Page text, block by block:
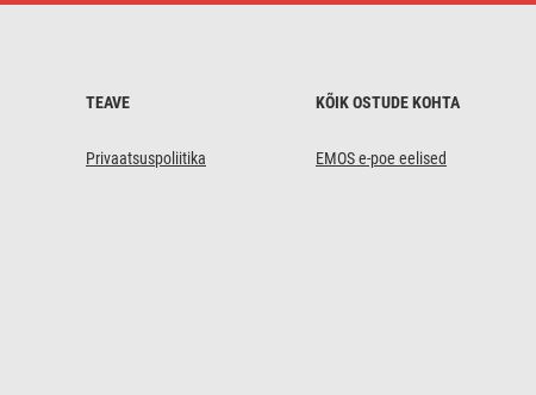
TEAVE
Privaatsuspoliitika
KÕIK OSTUDE KOHTA
EMOS e-poe eelised